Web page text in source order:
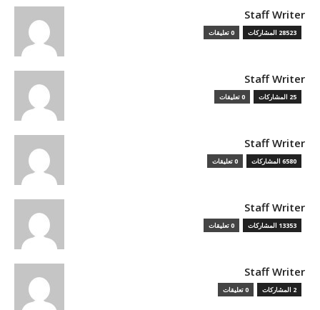
Staff Writer
28523 المشاركات 0 تعليقات
Staff Writer
25 المشاركات 0 تعليقات
Staff Writer
6580 المشاركات 0 تعليقات
Staff Writer
13353 المشاركات 0 تعليقات
Staff Writer
2 المشاركات 0 تعليقات